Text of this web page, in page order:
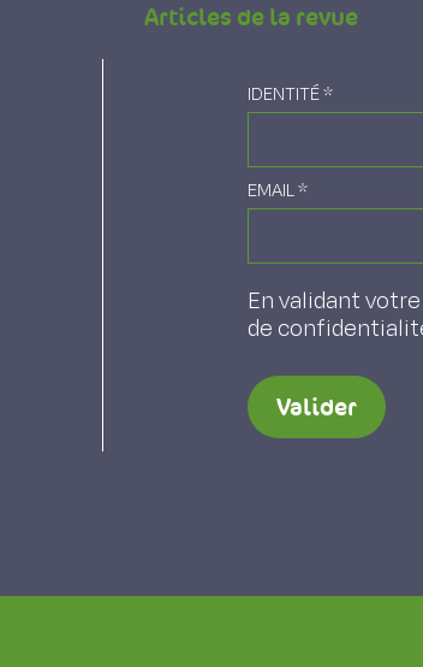
Articles de la revue
IDENTITÉ*
EMAIL*
En validant
de
Valider